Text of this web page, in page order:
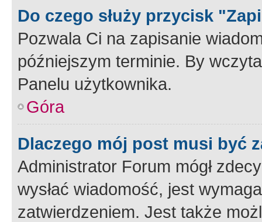
Do czego służy przycisk
Pozwala Ci na zapisanie
późniejszym terminie. By
Panelu użytkownika.
Góra
Dlaczego mój post musi być
Administrator Forum mógł
wysłać wiadomość, jest
zatwierdzeniem. Jest także